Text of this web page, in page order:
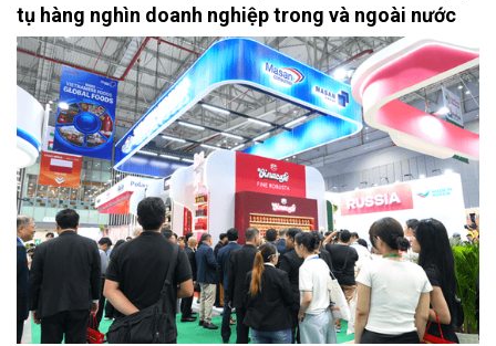
tụ hàng nghìn doanh nghiệp trong và ngoài nước